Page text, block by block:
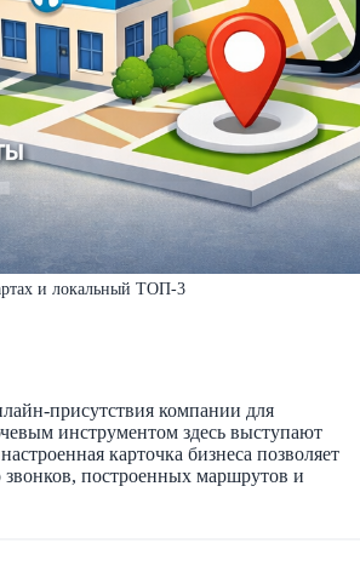
и локальный ТОП-3
присутствия компании для
инструментом здесь выступают
карточка бизнеса позволяет
звонков, построенных маршрутов и